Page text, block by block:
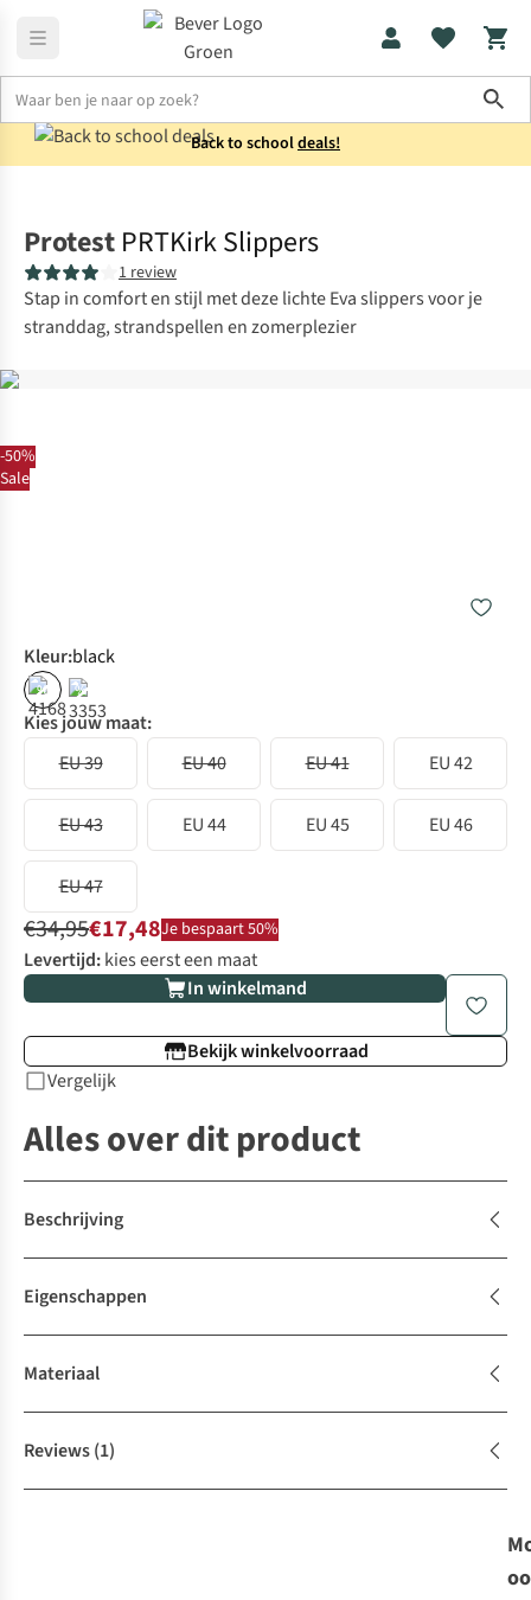
Back to schooldeals!
-50%
Sale
Protest PRTKirk Slippers
1 review
Stap in comfort en stijl met deze lichte Eva slippers voor je
stranddag, strandspellen en zomerplezier
Kleur:black
% %
Kies jouw maat:
EU 39
EU 40 EU 41 EU 42
EU 43 EU 44 EU 45 EU 46
EU 47
€34,95€17,48Je bespaart 50%
Levertijd:kies eerst een maat
In winkelmand
Bekijk winkelvoorraad
Vergelijk
Alles over dit product
Beschrijving
Eigenschappen
Materiaal
Reviews(1)